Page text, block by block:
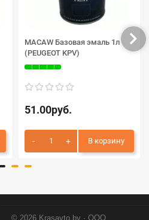
MACAW Базовая эмаль 1л
(PEUGEOT KPV)
51.00руб.
В корзину
© 2026 Krasavto.by · ООО